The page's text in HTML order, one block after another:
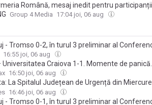
Română, mesaj inedit pentru
Group 4 Media 17:04 joi, 06 aug
- Tromso 0-2, în turul 3 preliminar al
16:55 joi, 06 aug
Universitatea Craiova 1-1. Momente de
CFR Cluj 0-2 Tromsø, prima repriză
16:50 joi, 06 aug
La Spitalul Județean de Urgență din
urologice asistate robotic
16:46 joi, 06 aug
- Tromso 0-1, în turul 3 preliminar al